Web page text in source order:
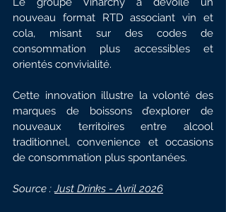
nouveau format RTD associant vin et
cola, misant sur des codes de
consommation plus accessibles et
orientés convivialité.
Cette innovation illustre la volonté des
marques de boissons d’explorer de
nouveaux territoires entre alcool
traditionnel, convenience et occasions
de consommation plus spontanées.
Source : Just Drinks - Avril 2026